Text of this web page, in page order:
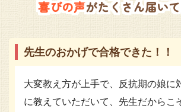
喜びの声がたくさん届い
先生のおかげで合格できた！！
大変教え方が上手で、反抗期の娘に
に教えていただいて、先生だからこ